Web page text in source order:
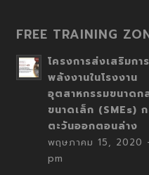
FREE TRAINING
โครงการส่งเสริมกา
พลังงานในโรงงาน
อุตสาหกรรมขนาดก
ขนาดเล็ก (SMEs)
ตะวันออกตอนล่าง
พฤษภาคม 15, 2020
pm